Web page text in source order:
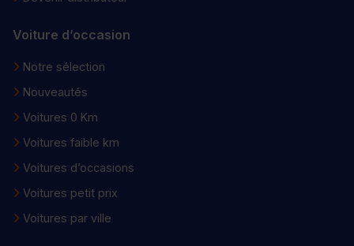
Voiture d’occasion
Notre sélection
Nouveautés
Voitures 0 Km
Voitures faible km
Voitures d’occasions
Voitures petit prix
Voitures par ville